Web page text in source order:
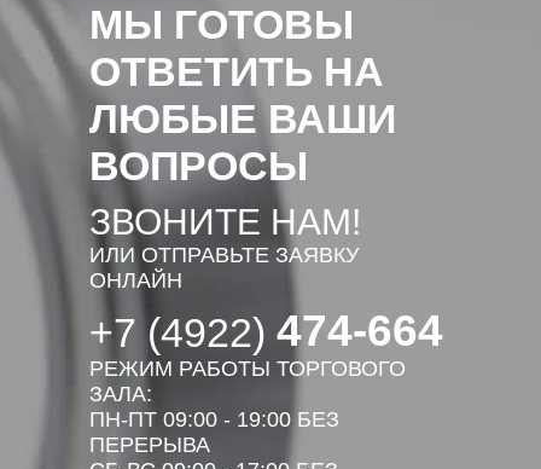
МЫ ГОТОВЫ
ОТВЕТИТЬ НА
ЛЮБЫЕ ВАШИ
ВОПРОСЫ
ЗВОНИТЕ НАМ!
ИЛИ ОТПРАВЬТЕ ЗАЯВКУ
ОНЛАЙН
+7 (4922) 474-664
РЕЖИМ РАБОТЫ ТОРГОВОГО
ЗАЛА:
ПН-ПТ 09:00 - 19:00 БЕЗ
ПЕРЕРЫВА